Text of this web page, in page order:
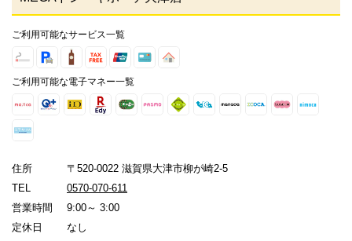
ご利用可能なサービス一覧
ご利用可能な電子マネー一覧
住所
〒520-0022 滋賀県大津市柳が崎2-5
TEL
0570-070-611
営業時間
9:00～ 3:00
定休日
なし